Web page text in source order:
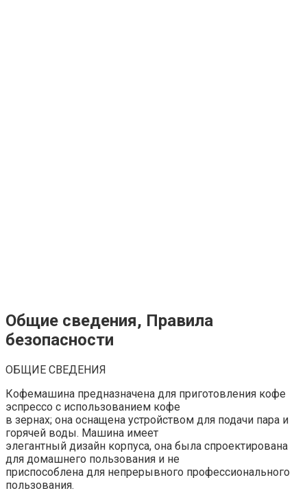
Общие сведения, Правила
безопасности
ОБЩИЕ СВЕДЕНИЯ
Кофемашина предназначена для приготовления кофе
эспрессо с использованием кофе
в зернах; она оснащена устройством для подачи пара и
горячей воды. Машина имеет
элегантный дизайн корпуса, она была спроектирована
для домашнего пользования и не
приспособлена для непрерывного профессионального
пользования.